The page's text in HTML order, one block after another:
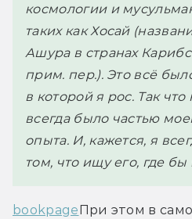
космологии и
таких как Хосай
Ашура в странах
прим. пер.). Это всё
в которой я рос. Так
всегда было частью
опыта. И, кажется, я
том, что ищу его, где бы
bookpageПри этом в